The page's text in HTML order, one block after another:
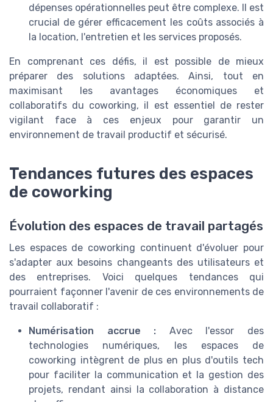
dépenses opérationnelles peut être complexe. Il est
crucial de gérer efficacement les coûts associés à
la location, l'entretien et les services proposés.
En comprenant ces défis, il est possible de mieux
préparer des solutions adaptées. Ainsi, tout en
maximisant les avantages économiques et
collaboratifs du coworking, il est essentiel de rester
vigilant face à ces enjeux pour garantir un
environnement de travail productif et sécurisé.
Tendances futures des espaces
de coworking
Évolution des espaces de travail partagés
Les espaces de coworking continuent d'évoluer pour
s'adapter aux besoins changeants des utilisateurs et
des entreprises. Voici quelques tendances qui
pourraient façonner l'avenir de ces environnements de
travail collaboratif :
Numérisation accrue : Avec l'essor des
technologies numériques, les espaces de
coworking intègrent de plus en plus d'outils tech
pour faciliter la communication et la gestion des
projets, rendant ainsi la collaboration à distance